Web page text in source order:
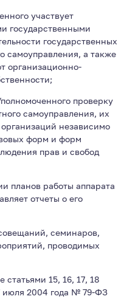
участвует
государственными
государственных
самоуправления, а также
организационно-
проверку
самоуправления, их
независимо
форм и форм
прав и свобод
планов работы аппарата
отчеты о его
семинаров,
проводимых
статьями 15, 16, 17, 18
июля 2004 года № 79-ФЗ